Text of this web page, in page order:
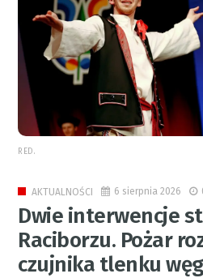
RED.
AKTUALNOŚCI 6 sierpnia 2026
Dwie interwencje
Raciborzu. Pożar
czujnika tlenku